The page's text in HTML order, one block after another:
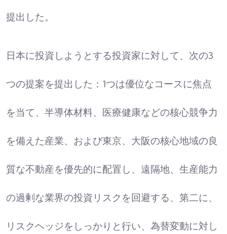
提出した。
日本に投資しようとする投資家に対して、次の3
つの提案を提出した：1つは優位なコースに焦点
を当て、半導体材料、医療健康などの核心競争力
を備えた産業、および東京、大阪の核心地域の良
質な不動産を優先的に配置し、遠隔地、生産能力
の過剰な業界の投資リスクを回避する、第二に、
リスクヘッジをしっかりと行い、為替変動に対し